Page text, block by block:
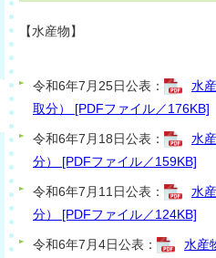
【水産物】
令和6年7月25日公表：
水
取分） [PDFファイル／176KB]
令和6年7月18日公表：
水
分） [PDFファイル／159KB]
令和6年7月11日公表：
水
分） [PDFファイル／124KB]
令和6年7月4日公表：
水産